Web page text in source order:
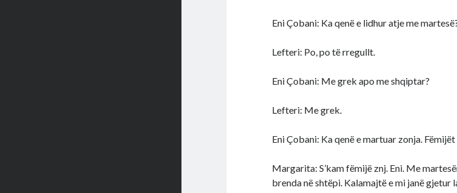
Eni Çobani: Ka qenë e lidhur atje me
Lefteri: Po, po të rregullt.
Eni Çobani: Me grek apo me shqiptar?
Lefteri: Me grek.
Eni Çobani: Ka qenë e martuar zonja.
Margarita: S’kam fëmijë znj. Eni. Me
brenda në shtëpi. Kalamajtë e mi janë gjetur